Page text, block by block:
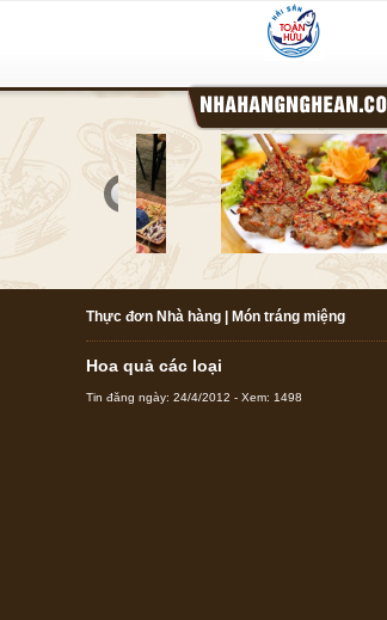
Thực đơn Nhà hàng Món tráng miệng
Hoa quả các loại
Tin đăng ngày: 24/4/2012 - Xem: 1498